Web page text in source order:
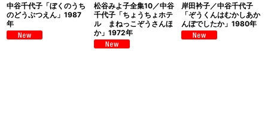
中谷千代子「ぼくのうち
のどうぶつえん」1987
年
松谷みよ子全集10／中谷
千代子「ちょうちょホテ
ル まねっこぞうさんほ
か」1972年
岸田衿子／中谷千代子
「ぞうくんはむかしあか
んぼでしたか」1980年